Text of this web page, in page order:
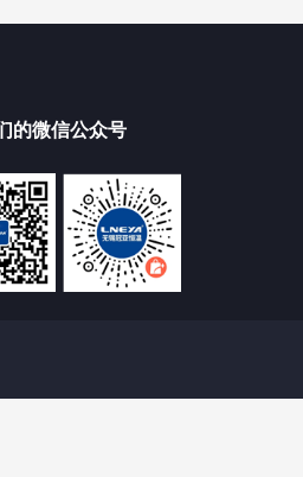
的微信公众号